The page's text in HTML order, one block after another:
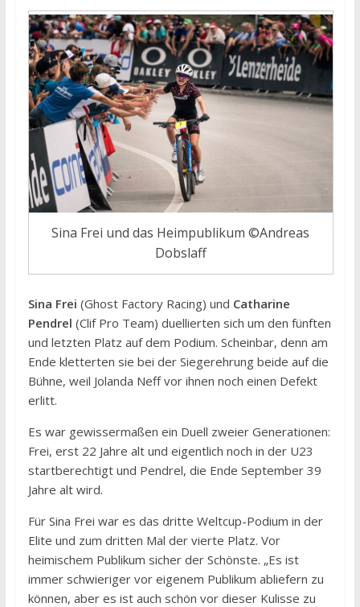
Sina Frei und das Heimpublikum ©Andreas
Dobslaff
Sina Frei (Ghost Factory Racing) und Catharine
Pendrel (Clif Pro Team) duellierten sich um den fünften
und letzten Platz auf dem Podium. Scheinbar, denn am
Ende kletterten sie bei der Siegerehrung beide auf die
Bühne, weil Jolanda Neff vor ihnen noch einen Defekt
erlitt.
Es war gewissermaßen ein Duell zweier Generationen:
Frei, erst 22 Jahre alt und eigentlich noch in der U23
startberechtigt und Pendrel, die Ende September 39
Jahre alt wird.
Für Sina Frei war es das dritte Weltcup-Podium in der
Elite und zum dritten Mal der vierte Platz. Vor
heimischem Publikum sicher der Schönste. „Es ist
immer schwieriger vor eigenem Publikum abliefern zu
können, aber es ist auch schön vor dieser Kulisse zu